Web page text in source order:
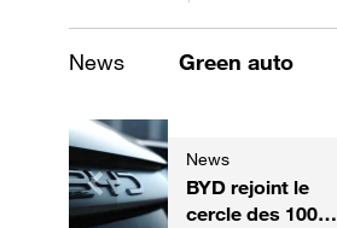
News Green auto
News
BYD rejoint le
cercle des 100